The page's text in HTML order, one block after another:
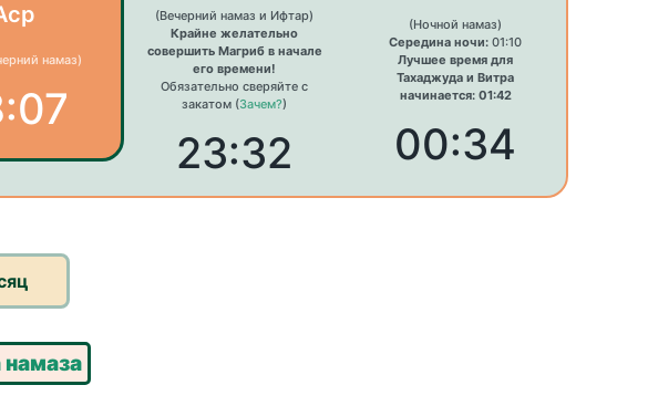
намаз)
(Вечерний намаз и Ифтар)
Крайне желательно
совершить Магриб в начале
его времени!
Обязательно сверяйте с
закатом (Зачем?)
23:32
(Ночной намаз)
Середина ночи: 01:10
Лучшее время для
Тахаджуда и Витра
начинается: 01:42
00:34